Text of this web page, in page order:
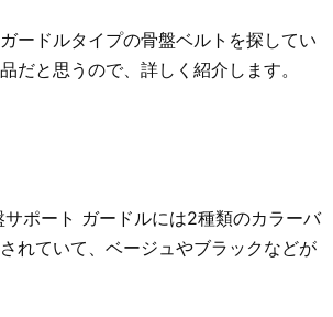
ードルタイプの骨盤ベルトを探してい
だと思うので、詳しく紹介します。
ポート ガードルには2種類のカラーバ
れていて、ベージュやブラックなどが